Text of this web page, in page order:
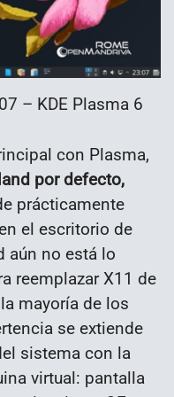
– KDE Plasma 6
con Plasma,
por defecto,
prácticamente
el escritorio de
aún no está lo
reemplazar X11 de
mayoría de los
se extiende
sistema con la
virtual: pantalla